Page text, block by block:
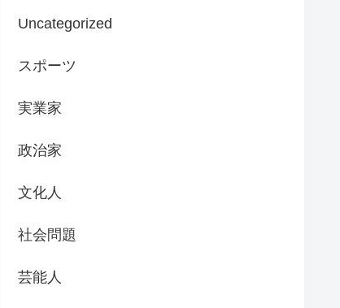
Uncategorized
スポーツ
実業家
政治家
文化人
社会問題
芸能人